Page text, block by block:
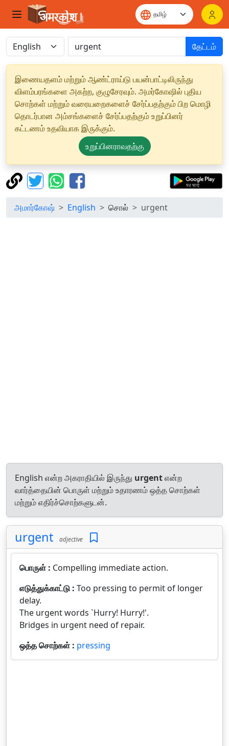
தேட்டம்
இணையதளம் மற்றும் ஆண்ட்ராய்டு பயன்பாட்டிலிருந்து
விளம்பரங்களை அகற்ற, குழுசேரவும். அமர்கோஷில் புதிய
சொற்கள் மற்றும் வரையறைகளைச் சேர்ப்பதற்கும் பிற மொழி
தொடர்பான அம்சங்களைச் சேர்ப்பதற்கும் உறுப்பினர்
கட்டணம் உதவியாக இருக்கும்.
உறுப்பினராவதற்கு
அமார்கோஷ் English சொல் urgent
English என்ற அகராதியில் இருந்து urgentஎன்ற
வார்த்தையின் பொருள் மற்றும் உதாரணம் ஒத்த சொற்கள்
மற்றும் எதிர்ச்சொற்களுடன்.
urgent adjective
பொருள் : Compelling immediate action.
எடுத்துக்காட்டு : Too pressing to permit of longer
delay.
The urgent words `Hurry! Hurry!'.
Bridges in urgent need of repair.
ஒத்த சொற்கள் : pressing